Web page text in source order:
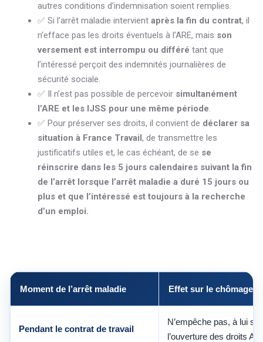
autres conditions d’indemnisation soient remplies.
✅ Si l’arrêt maladie intervient après la fin du contrat, il
n’efface pas les droits éventuels à l’ARE, mais son
versement est interrompu ou différé tant que
l’intéressé perçoit des indemnités journalières de
sécurité sociale.
✅ Il n’est pas possible de percevoir simultanément
l’ARE et les IJSS pour une même période.
✅ Pour préserver ses droits, il convient de déclarer sa
situation à France Travail, de transmettre les
justificatifs utiles et, le cas échéant, de se se
réinscrire dans les 5 jours calendaires suivant la fin
de l’arrêt lorsque l’arrêt maladie a duré 15 jours ou
plus et que l’intéressé est toujours à la recherche
d’un emploi.
Moment de l’arrêt maladie Effet sur le chômage
Pendant le contrat de travail
N’empêche pas, à lui
l’ouverture des droits